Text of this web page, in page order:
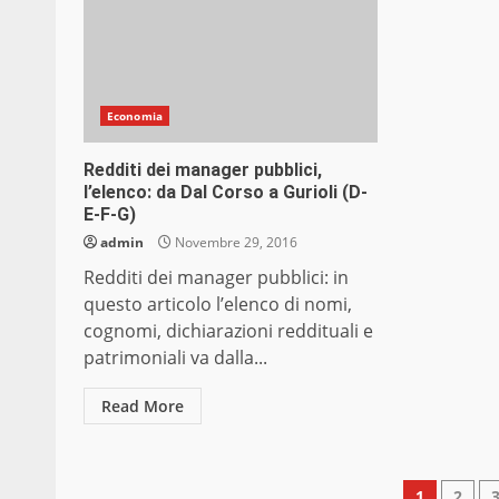
Economia
Redditi dei manager pubblici,
l’elenco: da Dal Corso a Gurioli (D-
E-F-G)
admin Novembre 29, 2016
Redditi dei manager pubblici: in
questo articolo l’elenco di nomi,
cognomi, dichiarazioni reddituali e
patrimoniali va dalla...
Read More